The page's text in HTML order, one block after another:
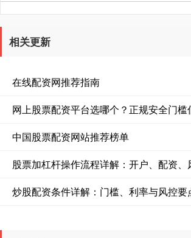
相关更新
在线配资网推荐指南
网上股票配资平台选哪个？正规安全门槛
中国股票配资网站推荐榜单
股票加杠杆操作流程详解：开户、配资、
炒股配资条件详解：门槛、利率与风控要